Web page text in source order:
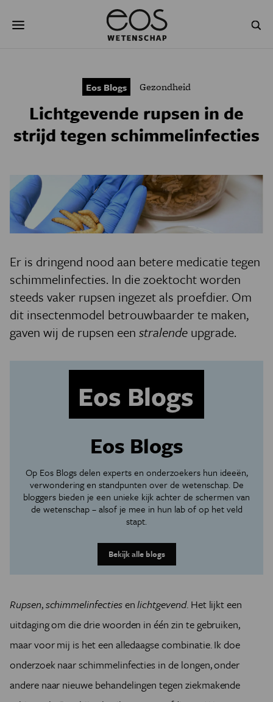
naar
GEZONDHEID
NATUURWETENSCHAPPEN GESCHIEDENIS
PODCAST AGENDA
JONGE UITDAGERS
Eos Blogs Gezondheid
Lichtgevende rupsen in de
strijd tegen schimmelinfecties
Er is dringend nood aan betere medicatie tegen
schimmelinfecties. In die zoektocht worden
steeds vaker rupsen ingezet als proefdier. Om
dit insectenmodel betrouwbaarder te maken,
gaven wij de rupsen een stralende upgrade.
Eos Blogs
Op Eos Blogs delen experts en onderzoekers hun ideeën,
verwondering en standpunten over de wetenschap. De
bloggers bieden je een unieke kijk achter de schermen van
de wetenschap – alsof je mee in hun lab of op het veld
stapt.
Bekijk alle blogs
Rupsen,schimmelinfectiesenlichtgevend. Het lijkt een
uitdaging om die drie woorden in één zin te gebruiken,
maar voor mij is het een alledaagse combinatie. Ik doe
onderzoek naar schimmelinfecties in de longen, onder
andere naar nieuwe behandelingen tegen ziekmakende